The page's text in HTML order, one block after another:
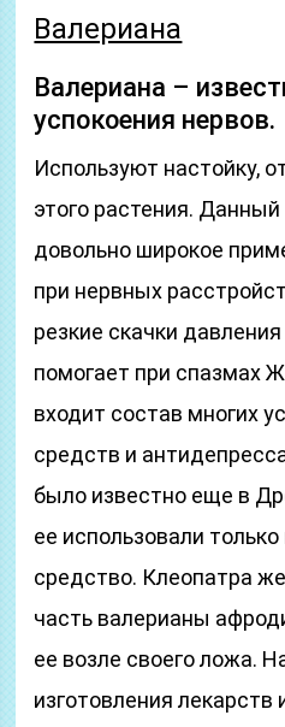
Валериана
Валериана –
успокоения нервов.
Используют настойку,
этого растения.
довольно широкое
при нервных
резкие скачки
помогает при спазмах
входит состав многих
средств и
было известно еще в
ее использовали
средство. Клеопатра
часть валерианы
ее возле своего ложа.
изготовления лекарств